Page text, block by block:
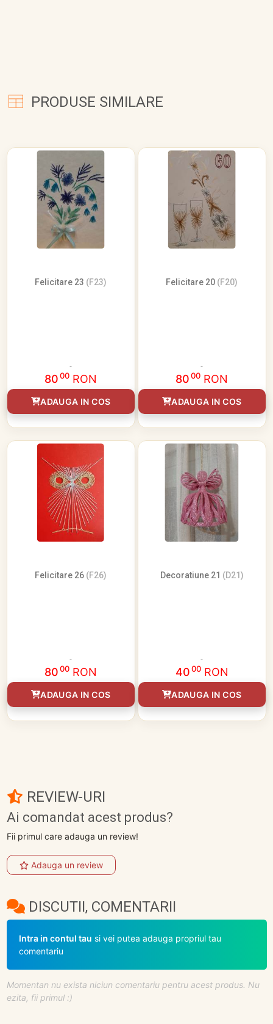
PRODUSE SIMILARE
Felicitare 23 (F23)
8000 RON
ADAUGA IN COS
Felicitare 20 (F20)
8000 RON
ADAUGA IN COS
Felicitare 26 (F26)
8000 RON
ADAUGA IN COS
Decoratiune 21 (D21)
4000 RON
ADAUGA IN COS
REVIEW-URI
Ai comandat acest produs?
Fii primul care adauga un review!
Adauga un review
DISCUTII, COMENTARII
Intra in contul tau si vei putea adauga propriul tau
comentariu
Momentan nu exista niciun comentariu pentru acest produs. Nu
ezita, fii primul :)